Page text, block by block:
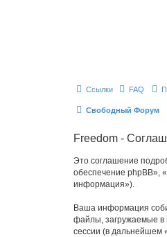
Ссылки FAQ
Свободный Форум
Freedom -
Это соглашение
обеспечение phpBB»,
информация»).
Ваша информация
файлы, загружаемые в
сессии (в дальнейшем